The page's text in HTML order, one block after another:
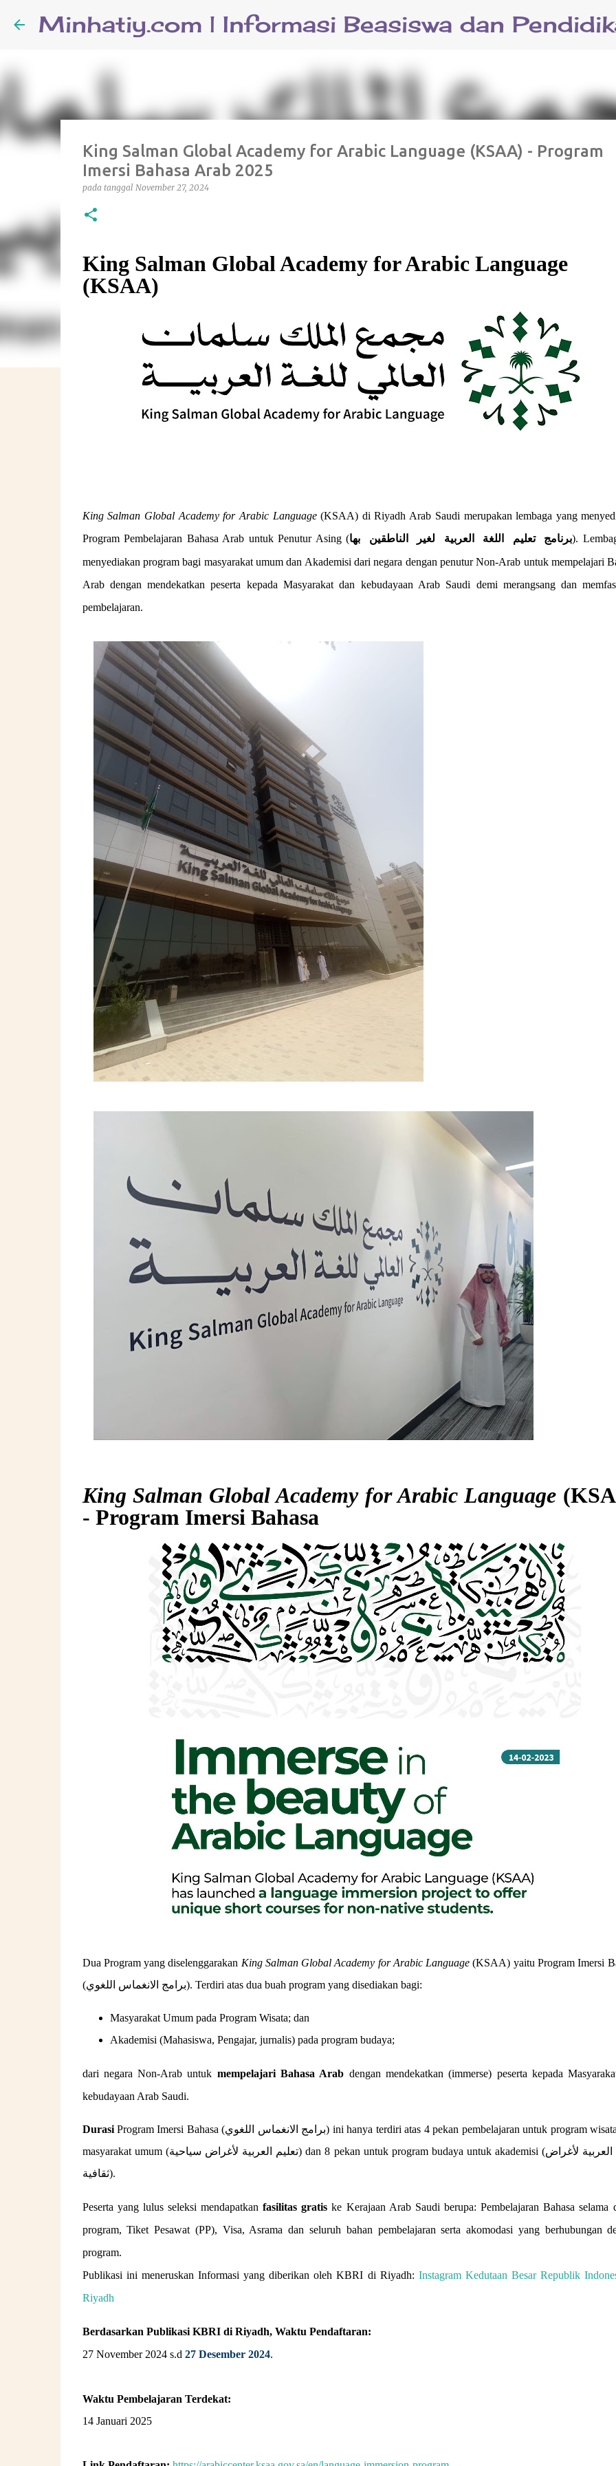
Langsung ke konten utama
King Salman Global Academy for Arabic Language (KSAA) - Program
Imersi Bahasa Arab 2025
pada tanggal November 27, 2024
King Salman Global Academy for Arabic Language
(KSAA)
King Salman Global Academy for Arabic Language(KSAA) di Riyadh Arab Saudi merupakan lembaga yang
Program Pembelajaran Bahasa Arab untuk Penutur Asing (برنامج تعليم اللغة العربية لغير الناطقين بها).
menyediakan program bagi masyarakat umum dan Akademisi dari negara dengan penutur Non-Arab untuk mempelajari
Arab dengan mendekatkan peserta kepada Masyarakat dan kebudayaan Arab Saudi demi merangsang dan
pembelajaran.
King Salman Global Academy for Arabic Language
- Program Imersi Bahasa
Dua Program yang diselenggarakan King Salman Global Academy for Arabic Language (KSAA) yaitu Program Imersi
(برامج الانغماس اللغوي). Terdiri atas dua buah program yang disediakan bagi:
Masyarakat Umum pada Program Wisata; dan
Akademisi (Mahasiswa, Pengajar, jurnalis) pada program budaya;
dari negara Non-Arab untuk mempelajari Bahasa Arab dengan mendekatkan (immerse) peserta kepada
kebudayaan Arab Saudi.
DurasiProgram Imersi Bahasa (برامج الانغماس اللغوي) ini hanya terdiri atas 4 pekan pembelajaran untuk program wisata bagi
masyarakat umum (تعليم العربية لأغراض سياحية) dan 8 pekan untuk program budaya untuk akademisi (تعليم العربية لأغراض
ثقافية).
Peserta yang lulus seleksi mendapatkanfasilitas gratis ke Kerajaan Arab Saudi berupa: Pembelajaran Bahasa selama
program, Tiket Pesawat (PP), Visa, Asrama dan seluruh bahan pembelajaran serta akomodasi yang berhubungan
program.
Publikasi ini meneruskan Informasi yang diberikan oleh KBRI di Riyadh: Instagram Kedutaan Besar Republik
Riyadh
Berdasarkan Publikasi KBRI di Riyadh, Waktu Pendaftaran:
27 November 2024 s.d 27 Desember 2024.
Waktu Pembelajaran Terdekat:
14 Januari 2025